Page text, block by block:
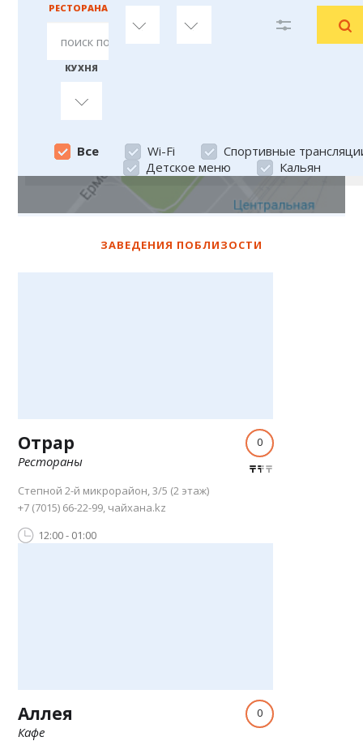
РЕСТОРАНА
любой любой
КУХНЯ
Все
Все Wi-Fi
Спортивные
Детское меню
Кальян
ЗАВЕДЕНИЯ ПОБЛИЗОСТИ
Отрар
Рестораны
Степной 2-й микрорайон, 3/5 (2 этаж)
+7 (7015) 66-22-99, чайхана.kz
12:00 - 01:00
0
Аллея
Кафе
0